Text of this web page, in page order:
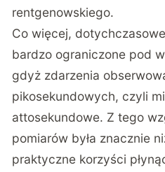
rentgenowskiego.
Co więcej,
bardzo ograniczone pod
gdyż zdarzenia
pikosekundowych, czyli
attosekundowe. Z tego
pomiarów była znacznie
praktyczne korzyści